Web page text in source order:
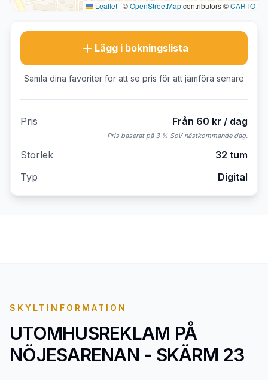
Leaflet | ©OpenStreetMapcontributors ©CARTO
Lägg i bokningslista
Samla dina favoriter för att se pris för att jämföra senare
Pris Från 60 kr / dag
Pris baserat på 3 % SoV nästkommande dag.
Storlek
32 tum
Typ
Digital
SKYLTINFORMATION
UTOMHUSREKLAM PÅ
NÖJESARENAN - SKÄRM 23